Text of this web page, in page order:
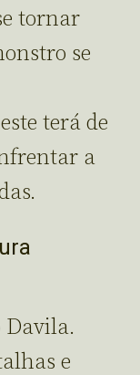
tornar
se
terá de
a
Davila.
e